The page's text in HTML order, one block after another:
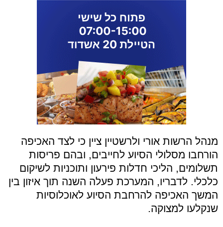
מנהל הרשות אורי ולרשטיין ציין כי לצד האכיפה
הורחבו מסלולי הסיוע לחייבים, ובהם פריסות
תשלומים, הליכי חדלות פירעון ותוכניות לשיקום
כלכלי. לדבריו, המערכת פעלה השנה תוך איזון בין
המשך האכיפה להרחבת הסיוע לאוכלוסיות
שנקלעו למצוקה.